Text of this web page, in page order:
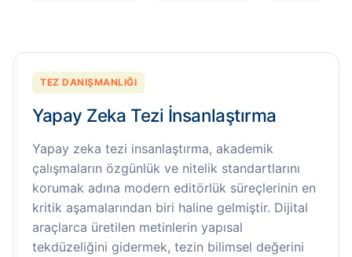
TEZ DANIŞMANLIĞI
Yapay Zeka Tezi İnsanlaştırma
Yapay zeka tezi insanlaştırma, akademik
çalışmaların özgünlük ve nitelik standartlarını
korumak adına modern editörlük süreçlerinin en
kritik aşamalarından biri haline gelmiştir. Dijital
araçlarca üretilen metinlerin yapısal
tekdüzeliğini gidermek, tezin bilimsel değerini